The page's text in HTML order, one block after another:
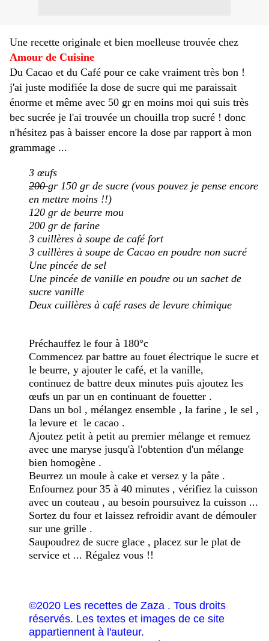
Une recette originale et bien moelleuse trouvée chez
Amour de Cuisine
Du Cacao et du Café pour ce cake vraiment très bon !
j'ai juste modifiée la dose de sucre qui me paraissait
énorme et même avec 50 gr en moins moi qui suis très
bec sucrée je l'ai trouvée un chouilla trop sucré ! donc
n'hésitez pas à baisser encore la dose par rapport à mon
grammage ...
3 œufs
200 gr 150 gr de sucre (vous pouvez je pense encore
en mettre moins !!)
120 gr de beurre mou
200 gr de farine
3 cuillères à soupe de café fort
3 cuillères à soupe de Cacao en poudre non sucré
Une pincée de sel
Une pincée de vanille en poudre ou un sachet de
sucre vanille
Deux cuillères à café rases de levure chimique
Préchauffez le four à 180°c
Commencez par battre au fouet électrique le sucre et
le beurre, y ajouter le café, et la vanille,
continuez de battre deux minutes puis ajoutez les
œufs un par un en continuant de fouetter .
Dans un bol , mélangez ensemble , la farine , le sel ,
la levure et le cacao .
Ajoutez petit à petit au premier mélange et remuez
avec une maryse jusqu'à l'obtention d'un mélange
bien homogène .
Beurrez un moule à cake et versez y la pâte .
Enfournez pour 35 à 40 minutes , vérifiez la cuisson
avec un couteau , au besoin poursuivez la cuisson ...
Sortez du four et laissez refroidir avant de démouler
sur une grille .
Saupoudrez de sucre glace , placez sur le plat de
service et ... Régalez vous !!
©2020 Les recettes de Zaza . Tous droits
réservés. Les textes et images de ce site
appartiennent à l'auteur.